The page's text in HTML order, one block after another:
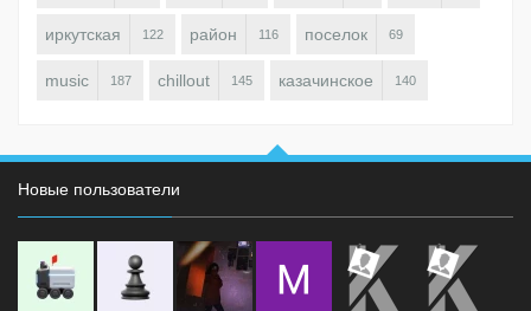
иркутская 122 район 116 поселок 69
music 187 chillout 145 казачинское 140
Новые пользователи